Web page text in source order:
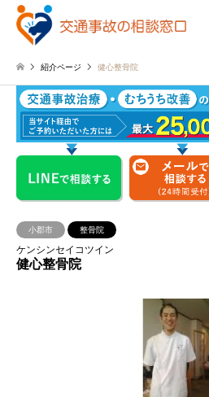
紹介ページ 健心整骨院
小郡市 整骨院
ケンシンセイコツイン
健心整骨院